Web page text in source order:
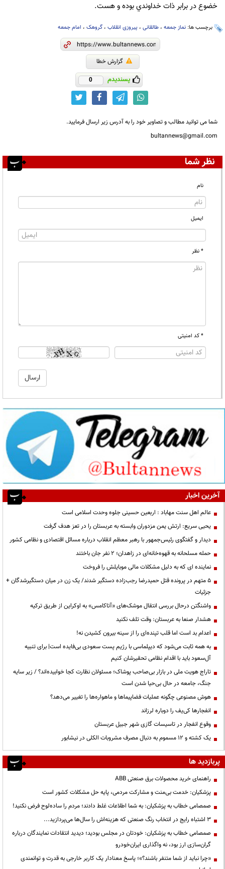
خضوع در برابر ذات خداوندي بوده و هست.
برچسب ها: نماز جمعه ، طالقانی ، پیروزی انقلاب ، گروهک ، امام جمعه
گزارش خطا
پسندیدم 0
شما می توانید مطالب و تصاویر خود را به آدرس زیر ارسال فرمایید.
bultannews@gmail.com
نظر شما
نام
ایمیل
* نظر
* کد امنیتی
آخرین اخبار
عالم اهل سنت مهاباد : اربعین حسینی جلوه وحدت اسلامی است
یحیی سریع: ارتش یمن مزدوران وابسته به عربستان را در تعز هدف گرفت
دیدار و گفتگوی رئیس‌جمهور با رهبر معظم انقلاب درباره مسائل اقتصادی و نظامی کشور
حمله مسلحانه به قهوه‌خانه‌ای در زاهدان؛ ۲ نفر جان باختند
نماینده ای که به دلیل مشکلات مالی موبایلش را فروخت
۵ متهم در پرونده قتل حمیدرضا رجب‌زاده دستگیر شدند/ یک زن در میان دستگیرشدگان +
جزئیات
واشنگتن درحال بررسی انتقال موشک‌های «آتاکامس» به اوکراین از طریق ترکیه
هشدار صنعا به عربستان: وقت تلف نکنید
اعدام بد است اما قلب تپنده‌ای را از سینه بیرون کشیدن نه!
به همه ثابت می‌شود که دیپلماسی با رژیم پست سعودی بی‌فایده است| برای تنبیه
آل‌سعود باید با اقدام نظامی تحقیرشان کنیم
تاراج هویت ملی در بازار بی‌صاحب پوشاک؛ مسئولان نظارت کجا خوابیده‌اند؟ / زیر سایه
جنگ، جامعه در حال بی‌حیا شدن است
هوش مصنوعی چگونه عملیات فضاپیماها و ماهواره‌ها را تغییر می‌دهد؟
انفجارها کی‌یف را دوباره لرزاند
وقوع انفجار در تاسیسات گازی شهر جبیل عربستان
یک کشته و ۱۲ مسموم به دنبال مصرف مشروبات الکلی در نیشابور
پربازدید ها
راهنمای خرید محصولات برق صنعتی ABB
پزشکیان: خدمت بی‌منت و مشارکت مردمی، پایه حل مشکلات کشور است
صمصامی خطاب به پزشکیان: به شما اطلاعات غلط دادند؛ مردم را ساده‌لوح فرض نکنید!
3 اشتباه رایج در انتخاب رنگ صنعتی که هزینه‌اش را سال‌ها می‌پردازید...
صمصامی خطاب به پزشکیان: خودتان در مجلس بودید؛ دیدید انتقادات نمایندگان درباره
گران‌سازی ارز بود، نه واگذاری ایران‌خودرو
«چرا نباید از شما متنفر باشند؟»؛ پاسخ معنادار یک کاربر خارجی به قدرت و توانمندی